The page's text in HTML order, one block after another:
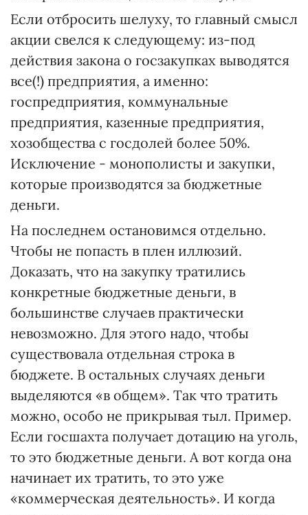
Если отбросить шелуху, то главный смысл
акции свелся к следующему: из-под
действия закона о госзакупках выводятся
все(!) предприятия, а именно:
госпредприятия, коммунальные
предприятия, казенные предприятия,
хозобщества с госдолей более 50%.
Исключение - монополисты и закупки,
которые производятся за бюджетные
деньги.
На последнем остановимся отдельно.
Чтобы не попасть в плен иллюзий.
Доказать, что на закупку тратились
конкретные бюджетные деньги, в
большинстве случаев практически
невозможно. Для этого надо, чтобы
существовала отдельная строка в
бюджете. В остальных случаях деньги
выделяются «в общем». Так что тратить
можно, особо не прикрывая тыл. Пример.
Если госшахта получает дотацию на уголь,
то это бюджетные деньги. А вот когда она
начинает их тратить, то это уже
«коммерческая деятельность». И когда